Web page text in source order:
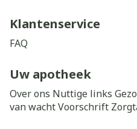
Klantenservice
FAQ
Uw apotheek
Over ons Nuttige links
van wachtVoorschrift